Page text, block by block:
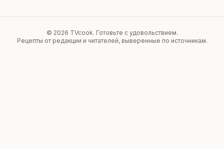
© 2026 TVcook. Готовьте с удовольствием.
Рецепты от редакции и читателей, выверенные по источникам.